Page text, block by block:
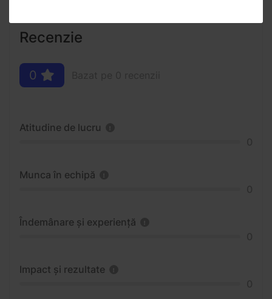
Recenzie
0
Atitudine de lucru
Munca în echipă
Îndemânare și experiență
Impact și rezultate